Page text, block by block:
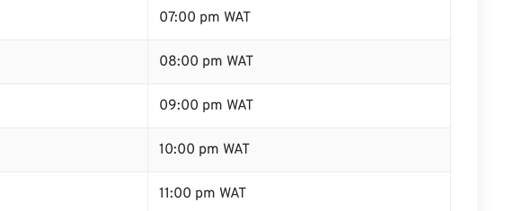
07:00 pm WAT
08:00 pm WAT
09:00 pm WAT
10:00 pm WAT
11:00 pm WAT